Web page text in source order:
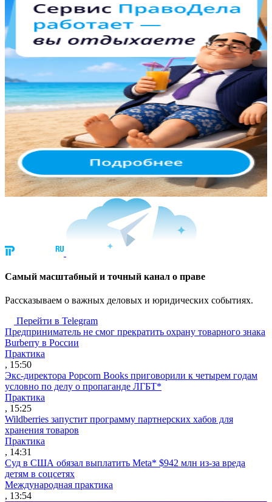
Cамый масштабный и точный канал о праве
Рассказываем о важных деловых и юридических событиях.
Перейти в Telegram
Предприниматель не смог прекратить охрану товарного знака
Burberry в России
Практика
, 15:50
Экс-директора Popcorn Books приговорили к четырем годам
условно по делу о пропаганде ЛГБТ*
Практика
, 15:25
Wildberries запустит программу партнерских хабов для
хранения товаров
Практика
, 14:31
Суд в США обязал выплатить Meta* $942 млн из-за вреда
детям в соцсетях
Международная практика
, 13:54